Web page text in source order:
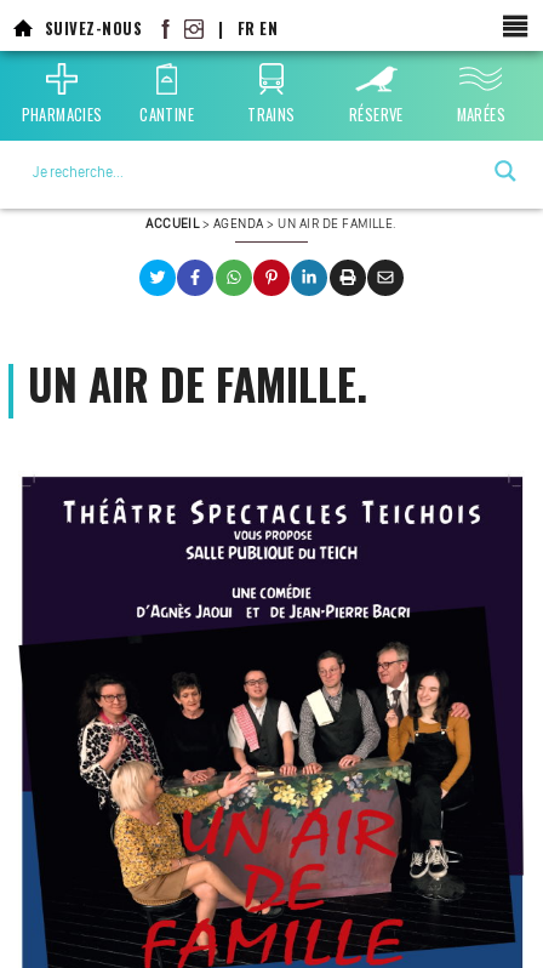
au
contenu
principal
SUIVEZ-NOUS | FR EN
PHARMACIES CANTINE TRAINS RÉSERVE MARÉES
ACCUEIL> AGENDA >UN AIR DE FAMILLE.
UN AIR DE FAMILLE.